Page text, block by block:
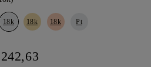
18k 18k 18k Pt